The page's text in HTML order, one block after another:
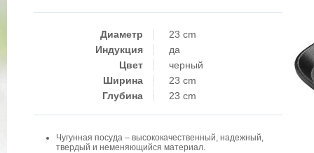
Диаметр
23 cm
Индукция
да
Цвет
черный
Ширина
23 cm
Глубина
23 cm
Чугунная посуда – высококачественный, надежный,
твердый и неменяющийся материал.